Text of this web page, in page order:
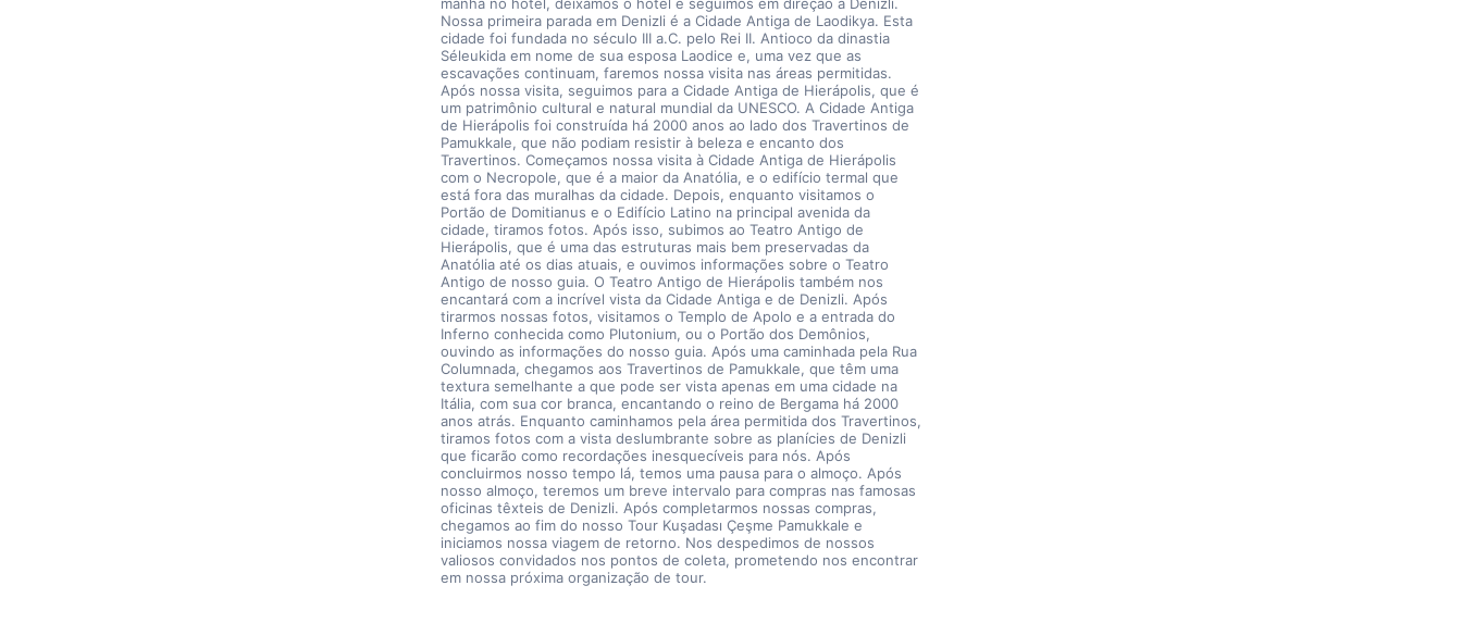
Nossa primeira parada em Denizli é a Cidade Antiga de Laodikya. Esta
cidade foi fundada no século III a.C. pelo Rei II. Antioco da dinastia
Séleukida em nome de sua esposa Laodice e, uma vez que as
escavações continuam, faremos nossa visita nas áreas permitidas.
Após nossa visita, seguimos para a Cidade Antiga de Hierápolis, que é
um patrimônio cultural e natural mundial da UNESCO. A Cidade Antiga
de Hierápolis foi construída há 2000 anos ao lado dos Travertinos de
Pamukkale, que não podiam resistir à beleza e encanto dos
Travertinos. Começamos nossa visita à Cidade Antiga de Hierápolis
com o Necropole, que é a maior da Anatólia, e o edifício termal que
está fora das muralhas da cidade. Depois, enquanto visitamos o
Portão de Domitianus e o Edifício Latino na principal avenida da
cidade, tiramos fotos. Após isso, subimos ao Teatro Antigo de
Hierápolis, que é uma das estruturas mais bem preservadas da
Anatólia até os dias atuais, e ouvimos informações sobre o Teatro
Antigo de nosso guia. O Teatro Antigo de Hierápolis também nos
encantará com a incrível vista da Cidade Antiga e de Denizli. Após
tirarmos nossas fotos, visitamos o Templo de Apolo e a entrada do
Inferno conhecida como Plutonium, ou o Portão dos Demônios,
ouvindo as informações do nosso guia. Após uma caminhada pela Rua
Columnada, chegamos aos Travertinos de Pamukkale, que têm uma
textura semelhante a que pode ser vista apenas em uma cidade na
Itália, com sua cor branca, encantando o reino de Bergama há 2000
anos atrás. Enquanto caminhamos pela área permitida dos Travertinos,
tiramos fotos com a vista deslumbrante sobre as planícies de Denizli
que ficarão como recordações inesquecíveis para nós. Após
concluirmos nosso tempo lá, temos uma pausa para o almoço. Após
nosso almoço, teremos um breve intervalo para compras nas famosas
oficinas têxteis de Denizli. Após completarmos nossas compras,
chegamos ao fim do nosso Tour Kuşadası Çeşme Pamukkale e
iniciamos nossa viagem de retorno. Nos despedimos de nossos
valiosos convidados nos pontos de coleta, prometendo nos encontrar
em nossa próxima organização de tour.